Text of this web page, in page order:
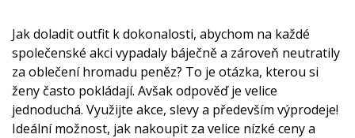
Jak doladit outfit k dokonalosti, abychom na každé
společenské akci vypadaly báječně a zároveň neutratily
za oblečení hromadu peněz? To je otázka, kterou si
ženy často pokládají. Avšak odpověď je velice
jednoduchá. Využijte akce, slevy a především výprodeje!
Ideální možnost, jak nakoupit za velice nízké ceny a